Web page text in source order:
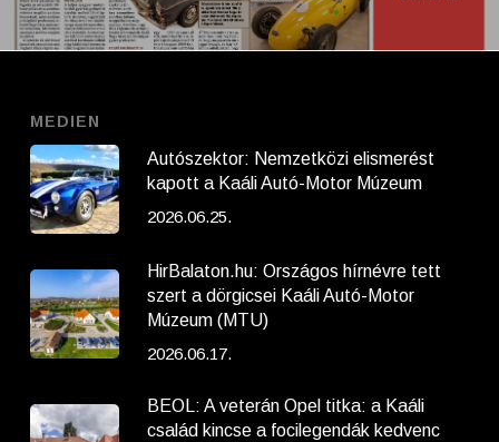
MEDIEN
Autószektor: Nemzetközi elismerést
kapott a Kaáli Autó-Motor Múzeum
2026.06.25.
HirBalaton.hu: Országos hírnévre tett
szert a dörgicsei Kaáli Autó-Motor
Múzeum (MTU)
2026.06.17.
BEOL: A veterán Opel titka: a Kaáli
család kincse a focilegendák kedvenc